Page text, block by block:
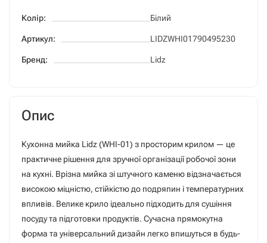
Колір: Білий
Артикул: LIDZWHI01790495230
Бренд: Lidz
Опис
Кухонна мийка Lidz (WHI-01) з просторим крилом — це
практичне рішення для зручної організації робочої зони
на кухні. Врізна мийка зі штучного каменю відзначається
високою міцністю, стійкістю до подряпин і температурних
впливів. Велике крило ідеально підходить для сушіння
посуду та підготовки продуктів. Сучасна прямокутна
форма та універсальний дизайн легко впишуться в будь-